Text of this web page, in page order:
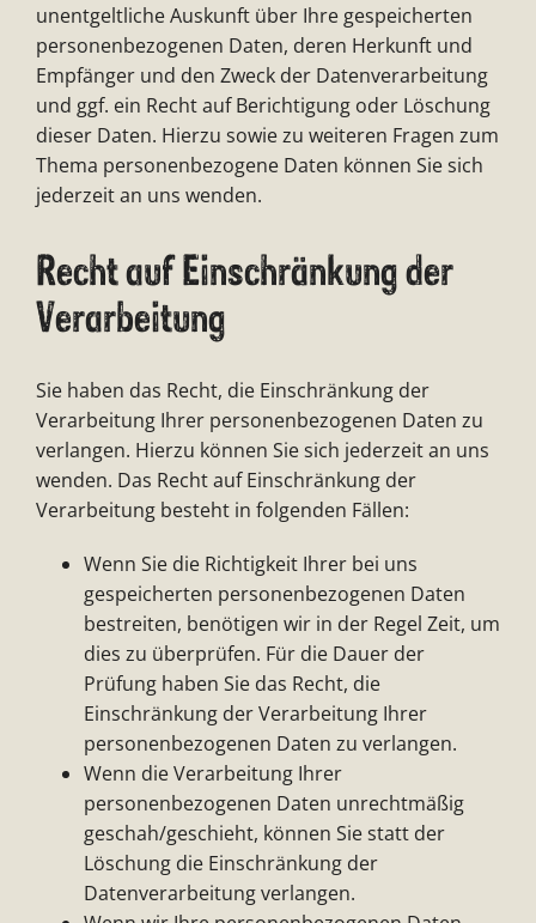
unentgeltliche Auskunft über Ihre gespeicherten
personenbezogenen Daten, deren Herkunft und
Empfänger und den Zweck der Datenverarbeitung
und ggf. ein Recht auf Berichtigung oder Löschung
dieser Daten. Hierzu sowie zu weiteren Fragen zum
Thema personenbezogene Daten können Sie sich
jederzeit an uns wenden.
Recht auf Einschränkung der
Verarbeitung
Sie haben das Recht, die Einschränkung der
Verarbeitung Ihrer personenbezogenen Daten zu
verlangen. Hierzu können Sie sich jederzeit an uns
wenden. Das Recht auf Einschränkung der
Verarbeitung besteht in folgenden Fällen:
Wenn Sie die Richtigkeit Ihrer bei uns
gespeicherten personenbezogenen Daten
bestreiten, benötigen wir in der Regel Zeit, um
dies zu überprüfen. Für die Dauer der
Prüfung haben Sie das Recht, die
Einschränkung der Verarbeitung Ihrer
personenbezogenen Daten zu verlangen.
Wenn die Verarbeitung Ihrer
personenbezogenen Daten unrechtmäßig
geschah/geschieht, können Sie statt der
Löschung die Einschränkung der
Datenverarbeitung verlangen.